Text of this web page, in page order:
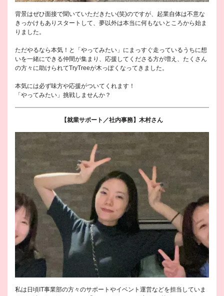
背景はぜひ面接で聞いていただきたい(笑)のですが、起業自体は不意な
きっかけもありスタートして、夢以外は本当に何もないところから始ま
りました。
ただやるなら本気！と「やってみたい」にまっすぐ走っているうちに想
いを一緒にできる仲間が集まり、応援してくださる方が増え、たくさん
の方々に助けられてTryTreeが木っぽくなってきました。
本気には必ず味方や応援がついてくれます！
「やってみたい」挑戦しませんか？
【就業サポート／社内事務】木村さん
私は日頃IT事業部の方々のサポートやイベント運営などを担当していま